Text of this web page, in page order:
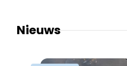
Nieuws